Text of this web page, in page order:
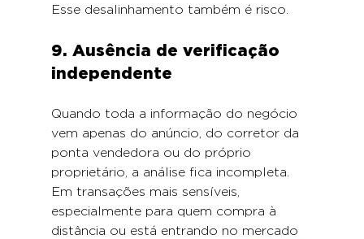
Esse desalinhamento também é risco.
9. Ausência de verificação
independente
Quando toda a informação do negócio
vem apenas do anúncio, do corretor da
ponta vendedora ou do próprio
proprietário, a análise fica incompleta.
Em transações mais sensíveis,
especialmente para quem compra à
distância ou está entrando no mercado